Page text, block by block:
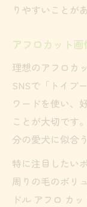
りやすいことが
アフロカット
理想のアフロカ
SNSで「トイプ
ワードを使い、
ことが大切です
分の愛犬に似合
特に注目したい
周りの毛のボリ
ドル アフロ カ